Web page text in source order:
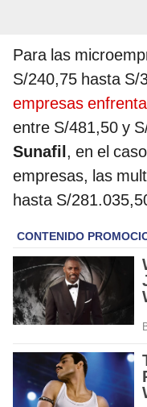
Para las
S/240,75 hasta S/
empresas
entre S/481,50 y
Sunafil, en el
empresas, las
hasta S/